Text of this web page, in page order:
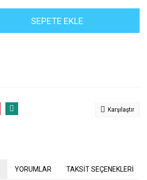
SEPETE EKLE
Karşılaştır
YORUMLAR TAKSİT SEÇENEKLERİ